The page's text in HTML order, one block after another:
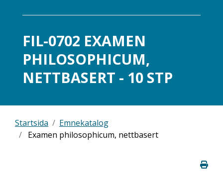
FIL-0702 EXAMEN
PHILOSOPHICUM,
NETTBASERT - 10 STP
Startsida
Emnekatalog
Examen philosophicum, nettbasert